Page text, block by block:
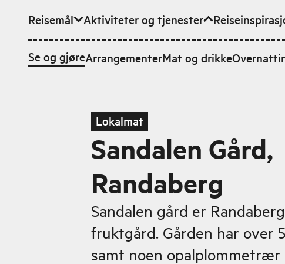
Hopp til hovedinnhold
Reisemål Aktiviteter og tjenester
Se og gjøreArrangementerMat og drikke
Lokalmat
Sandalen Gård,
Randaberg
Sandalen gård er
fruktgård. Gården har over
samt noen opalplommetrær